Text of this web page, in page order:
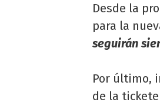
Desde la
para la
seguirán
Por último,
de la